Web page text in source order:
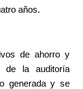
años.
de ahorro y
de la auditoría
generada y se